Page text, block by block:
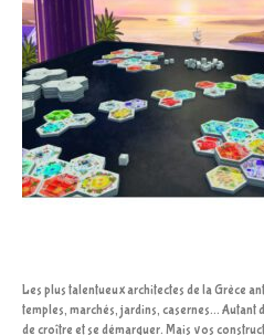
Les plus talentueux architectes de la Grèce
temples, marchés, jardins, casernes…
de croître et se démarquer. Mais vos